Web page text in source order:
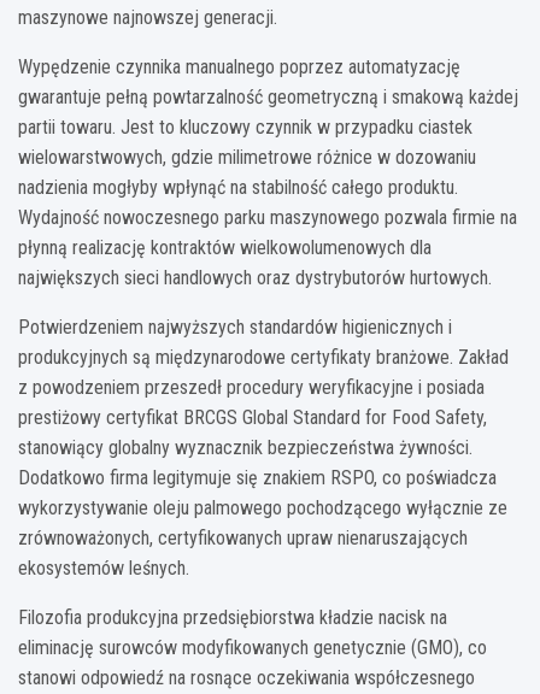
maszynowe najnowszej generacji.
Wypędzenie czynnika manualnego poprzez automatyzację
gwarantuje pełną powtarzalność geometryczną i smakową każdej
partii towaru. Jest to kluczowy czynnik w przypadku ciastek
wielowarstwowych, gdzie milimetrowe różnice w dozowaniu
nadzienia mogłyby wpłynąć na stabilność całego produktu.
Wydajność nowoczesnego parku maszynowego pozwala firmie na
płynną realizację kontraktów wielkowolumenowych dla
największych sieci handlowych oraz dystrybutorów hurtowych.
Potwierdzeniem najwyższych standardów higienicznych i
produkcyjnych są międzynarodowe certyfikaty branżowe. Zakład
z powodzeniem przeszedł procedury weryfikacyjne i posiada
prestiżowy certyfikat BRCGS Global Standard for Food Safety,
stanowiący globalny wyznacznik bezpieczeństwa żywności.
Dodatkowo firma legitymuje się znakiem RSPO, co poświadcza
wykorzystywanie oleju palmowego pochodzącego wyłącznie ze
zrównoważonych, certyfikowanych upraw nienaruszających
ekosystemów leśnych.
Filozofia produkcyjna przedsiębiorstwa kładzie nacisk na
eliminację surowców modyfikowanych genetycznie (GMO), co
stanowi odpowiedź na rosnące oczekiwania współczesnego